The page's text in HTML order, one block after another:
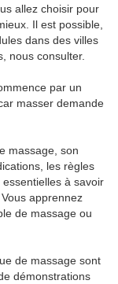
allez choisir pour
Il est possible,
dans des villes
nous consulter.
par un
masser demande
massage, son
les règles
à savoir
apprennez
de massage ou
de massage sont
démonstrations